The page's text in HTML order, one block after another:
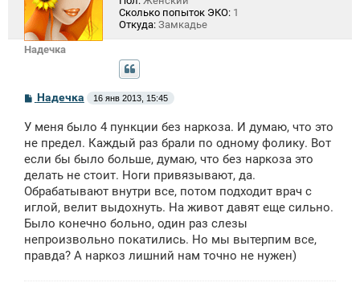
Надечка
Сколько попыток ЭКО: 1
Откуда: Замкадье
С
о
б
щ
н
и
е
Надечка 16 янв 2013, 15:45
У меня было 4 пункции без наркоза. И думаю, что это
не предел. Каждый раз брали по одному фолику. Вот
если бы было больше, думаю, что без наркоза это
делать не стоит. Ноги привязывают, да.
Обрабатывают внутри все, потом подходит врач с
иглой, велит выдохнуть. На живот давят еще сильно.
Было конечно больно, один раз слезы
непроизвольно покатились. Но мы вытерпим все,
правда? А наркоз лишний нам точно не нужен)